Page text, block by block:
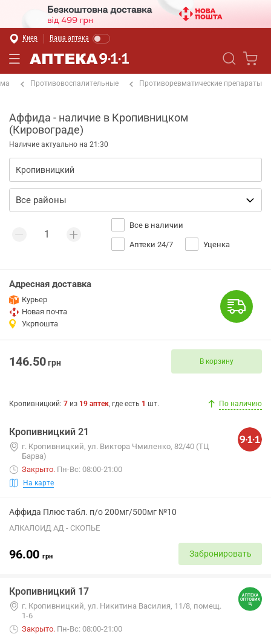
Киев Ваша аптека
Противовоспалительные Противоревматические препараты
Аффида - наличие в Кропивницком
(Кировограде)
Наличие актуально на 21:30
Все в наличии
Аптеки 24/7 Уценка
Адресная доставка
Курьер
Новая почта
Укрпошта
146.50грн В корзину
Кропивницкий: 7 из 19 аптек, где есть 1 шт. По наличию
Кропивницкий 21
г. Кропивницкий, ул. Виктора Чмиленко, 82/40 (ТЦ
Барва)
Закрыто. Пн-Вс: 08:00-21:00
На карте
Аффида Плюс табл. п/о 200мг/500мг №10
АЛКАЛОИД АД - СКОПЬЕ
96.00 грн Забронировать
Кропивницкий 17
г. Кропивницкий, ул. Никитина Василия, 11/8, помещ.
1-6
Закрыто. Пн-Вс: 08:00-21:00